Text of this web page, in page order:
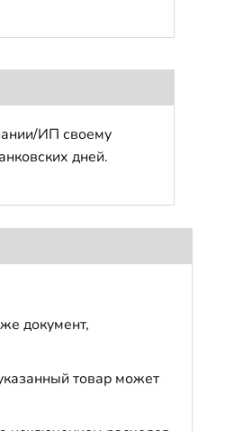
ИП своему
дней.
документ,
товар может